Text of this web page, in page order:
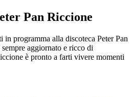
Pan Riccione
programma alla discoteca Peter Pan
aggiornato e ricco di
è pronto a farti vivere momenti